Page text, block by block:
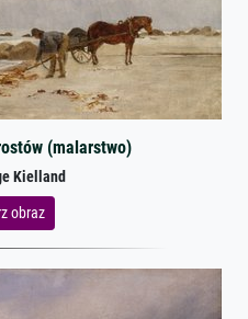
(malarstwo)
Kielland
obraz